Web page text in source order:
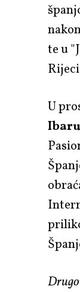
te u
U